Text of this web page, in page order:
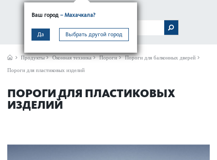
Ваш город – Махачкала?
Да Выбрать другой город
МЕНЮ
Продукты Оконная техника Пороги Пороги для балконных дверей
Пороги для пластиковых изделий
ПОРОГИ ДЛЯ ПЛАСТИКОВЫХ
ИЗДЕЛИЙ